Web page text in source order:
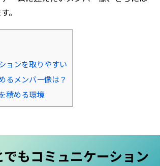
。
ョンを取りやすい
メンバー像は？
積める環境
もコミュニケーション